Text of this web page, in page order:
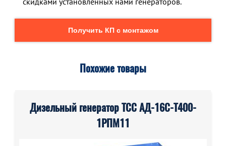
Получить КП с монтажом
Похожие товары
Дизельный генератор ТСС АД-16С-Т400-
1РПМ11